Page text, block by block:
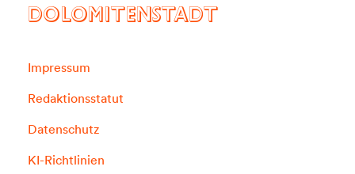
DOLOMITENSTADT
Impressum
Redaktionsstatut
Datenschutz
KI-Richtlinien